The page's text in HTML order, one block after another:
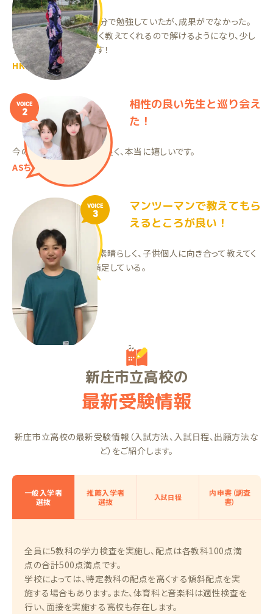
家庭教師をやる前は自分で勉強していたが、成果がでなかった。
今は先生がわかりやすく教えてくれるので解けるようになり、少し
ずつ自信がついています！
HKちゃん（中1）
VOICE
2
相性の良い先生と巡り会え
た！
今の先生ととても相性が良く、本当に嬉しいです。
ASちゃん（中2）
VOICE
3
マンツーマンで教えてもら
えるところが良い！
担当の先生の教え方も素晴らしく、子供個人に向き合って教えてく
れて、家庭教師にして満足している。
RKくん（中2）
新庄市立高校の
最新受験情報
新庄市立高校の最新受験情報（入試方法、入試日程、出願方法な
ど）をご紹介します。
一般入学者
選抜
推薦入学者
選抜
入試日程
内申書（調査
書）
全員に5教科の学力検査を実施し、配点は各教科100点満
点の合計500点満点です。
学校によっては、特定教科の配点を高くする傾斜配点を実
施する場合もあります。また、体育科と音楽科は適性検査を
行い、面接を実施する高校も存在します。